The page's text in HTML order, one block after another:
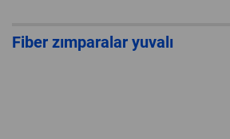
Fiber zımparalar yuvalı